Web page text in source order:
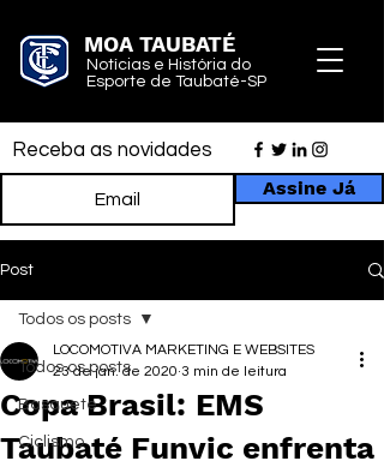
MOA TAUBATÉ
Notícias e História do
Esporte de Taubaté-SP
Receba as novidades
Assine Já
Post
Todos os posts
Basquete
Ciclismo
Todos os posts
Copa Brasil: EMS
Taubaté Funvic enfrenta
LOCOMOTIVA MARKETING E WEBSITES
23 de jan. de 2020 3 min de leitura